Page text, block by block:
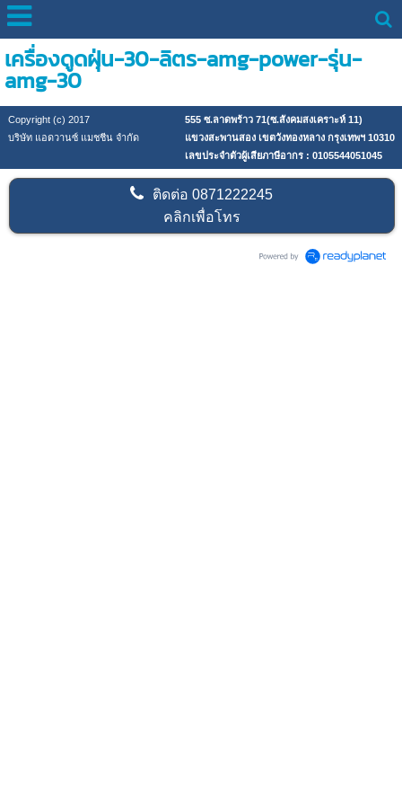
เครื่องดูดฝุ่น-30-ลิตร-amg-power-รุ่น-
amg-30
Copyright (c) 2017
555 ซ.ลาดพร้าว 71(ซ.สังคมสงเคราะห์ 11)
บริษัท แอดวานซ์ แมชชีน จำกัด
แขวงสะพานสอง เขตวังทองหลาง กรุงเทพฯ 10310
เลขประจำตัวผู้เสียภาษีอากร : 0105544051045
ติดต่อ0871222245
คลิกเพื่อโทร